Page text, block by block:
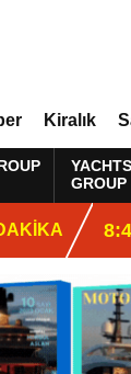
Kiralık
YACHTS
GROUP